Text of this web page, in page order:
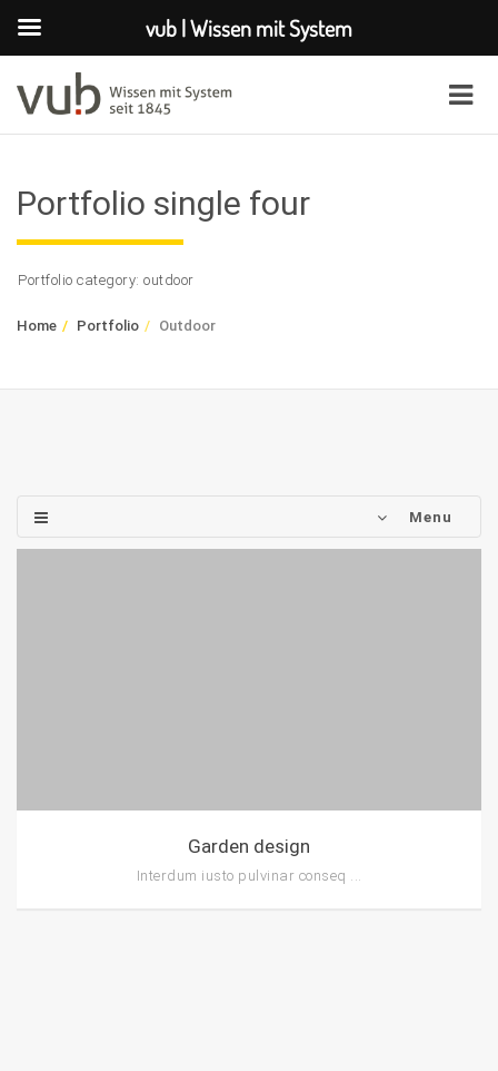
Portfolio single four
Portfolio category: outdoor
Home Portfolio Outdoor
Menu
Garden design
Interdum iusto pulvinar conseq ...
vub | Wissen mit System